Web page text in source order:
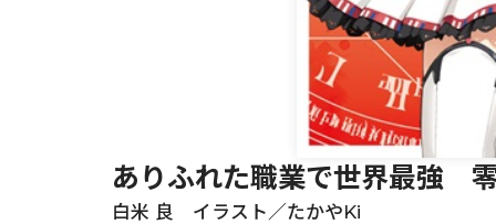
ありふれた職業で世界最強
白米 良 イラスト／たかやKi